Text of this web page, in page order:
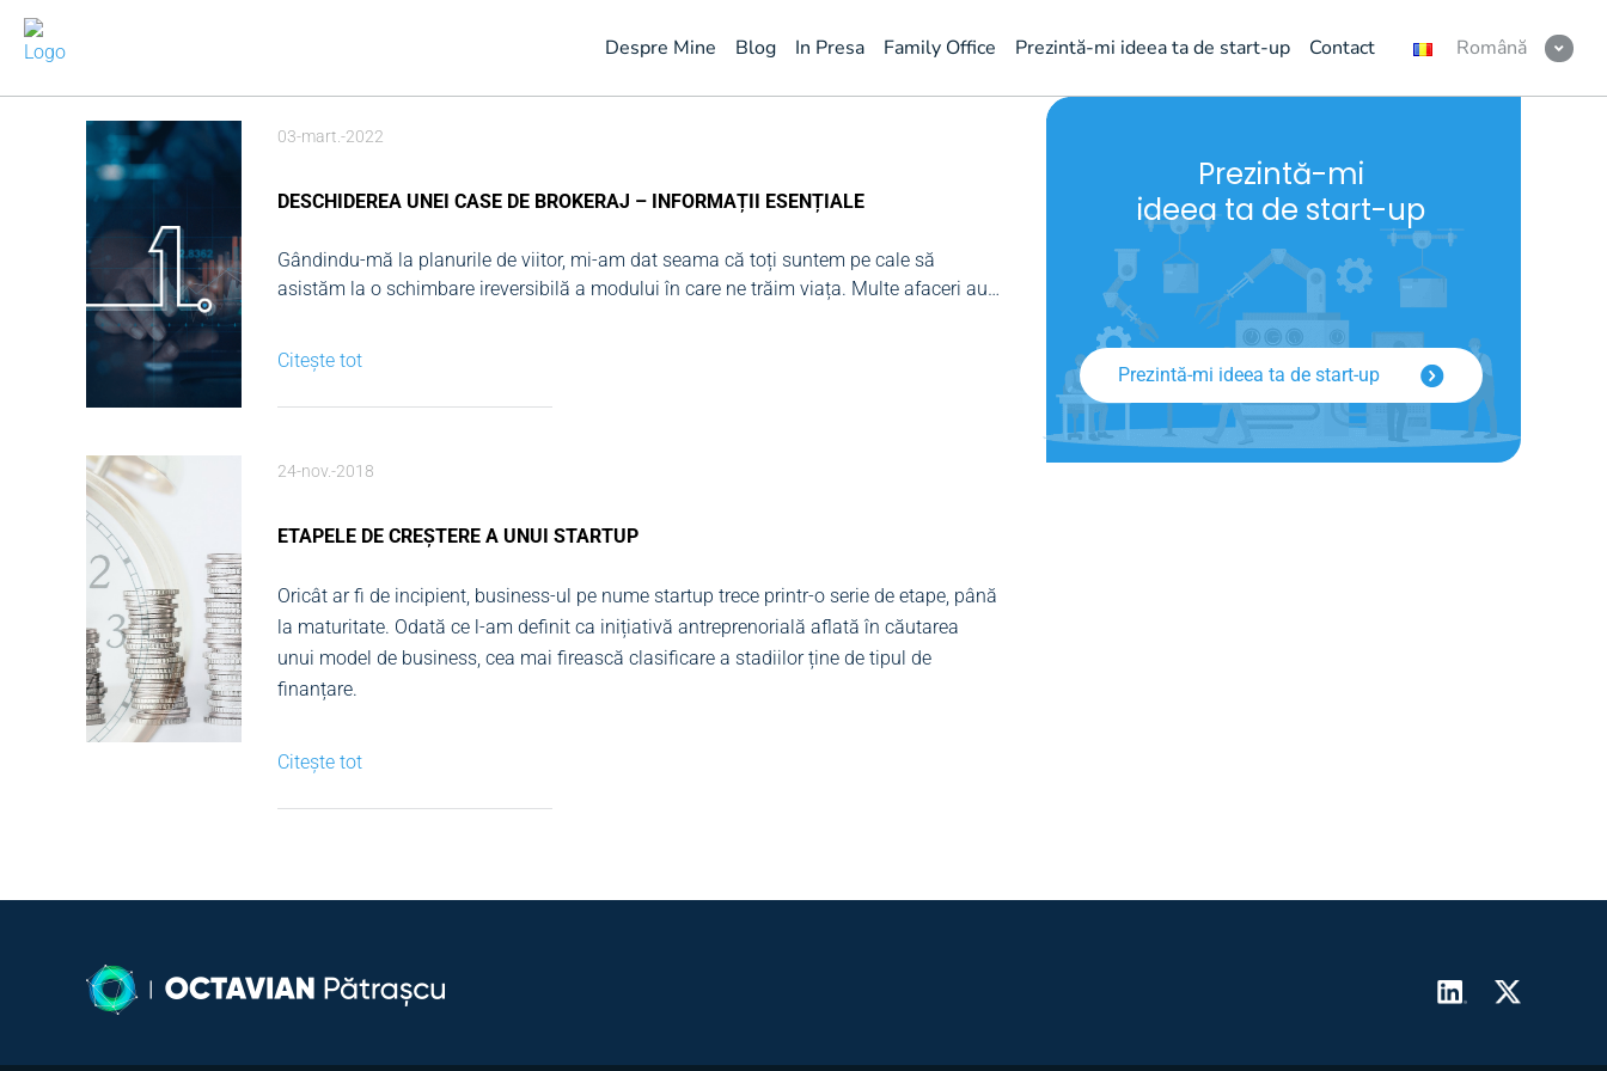
Despre Mine Blog In Presa Family Office Prezintă-mi ideea ta de start-up Contact Română
03-mart.-2022
DESCHIDEREA UNEI CASE DE BROKERAJ – INFORMAȚII ESENȚIALE
Gândindu-mă la planurile de viitor, mi-am dat seama că toți suntem pe cale să
asistăm la o schimbare ireversibilă a modului în care ne trăim viața. Multe afaceri au
complet sinceri,...
Citește tot
24-nov.-2018
ETAPELE DE CREȘTERE A UNUI STARTUP
Oricât ar fi de incipient, business-ul pe nume startup trece printr-o serie de etape, până
la maturitate. Odată ce l-am definit ca inițiativă antreprenorială aflată în căutarea
unui model de business, cea mai firească clasificare a stadiilor ține de tipul de
finanțare.
Citește tot
Prezintă-mi
ideea ta de start-up
Prezintă-mi ideea ta de start-up